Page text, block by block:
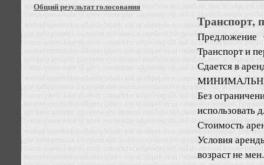
Общий результат голосования
Транспорт,
Предложение
Транспорт и
Сдается в
Без
использовать
Стоимость
Условия
возраст не